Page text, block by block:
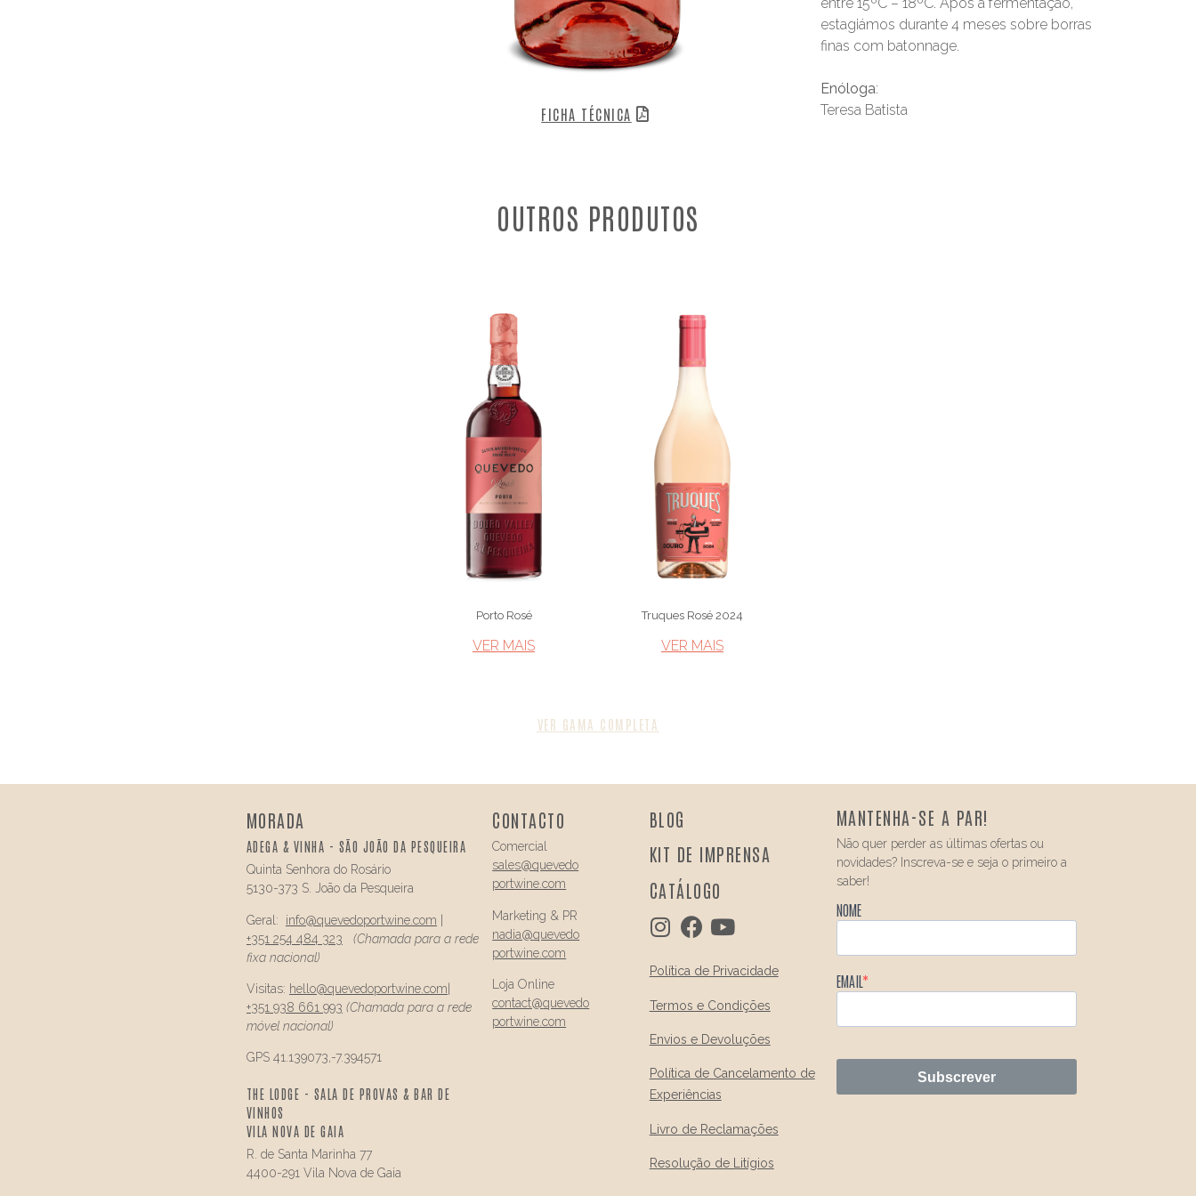
FICHA TÉCNICA
estagiámos durante 4 meses sobre borras
finas com batonnage.
Enóloga:
Teresa Batista
OUTROS PRODUTOS
Porto Rosé
VER MAIS​
Truques Rosé 2024
VER MAIS​
VER GAMA COMPLETA
MORADA
ADEGA & VINHA - SÃO JOÃO DA PESQUEIRA
Quinta Senhora do Rosário
5130-373 S. João da Pesqueira
Geral: info@quevedoportwine.com
+351 254 484 323
(Chamada para a rede
fixa nacional)
Visitas: hello@quevedoportwine.com
+351 938 661 993 (Chamada para a rede
móvel nacional)
GPS 41.139073,-7.394571
THE LODGE - SALA DE PROVAS & BAR DE
VINHOS
VILA NOVA DE GAIA
R. de Santa Marinha 77
4400-291 Vila Nova de Gaia
CONTACTO
Comercial
sales@quevedo
portwine.com
Marketing & PR
nadia@quevedo
portwine.com
Loja Online
contact@quevedo
portwine.com
BLOG
KIT DE IMPRENSA
CATÁLOGO
Política de Privacidade
Termos e Condições
Envios e Devoluções
Política de Cancelamento de
Experiências
Livro de Reclamações
Resolução de Litígios
MANTENHA-SE A PAR!
Não quer perder as últimas ofertas ou
novidades? Inscreva-se e seja o primeiro a
saber!
NOME
EMAIL
Subscrever